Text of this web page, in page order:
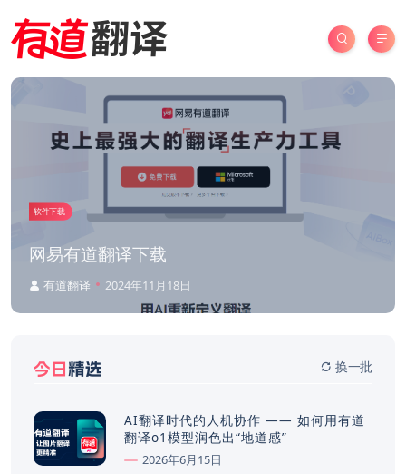
软件下载
网易有道翻译下载
有道翻译 2024年11月18日
今日精选 换一批
AI翻译时代的人机协作 —— 如何用有道
翻译o1模型润色出“地道感”
2026年6月15日